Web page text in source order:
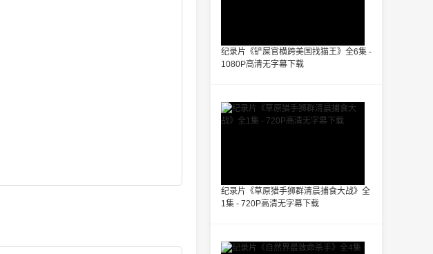
纪录片《铲屎官横跨美国找猫王》全6集 -
1080P高清无字幕下载
纪录片《草原猎手狮群清晨捕食大战》全
1集 - 720P高清无字幕下载